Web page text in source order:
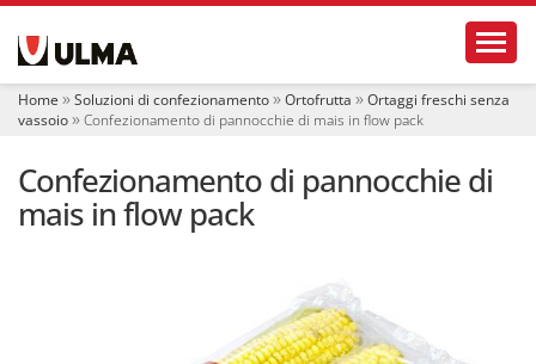
i
Home Soluzioni di confezionamento Ortofrutta
Ortaggi freschi senza
vassoio
Confezionamento di pannocchie di mais in flow pack
Confezionamento di pannocchie di
mais in flow pack